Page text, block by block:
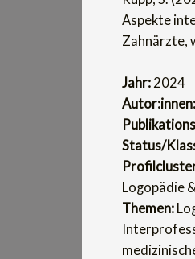
Aspekte
Zahnärzte,
Jahr:2024
Autor:innen:
Status/
Logopädie
Themen: